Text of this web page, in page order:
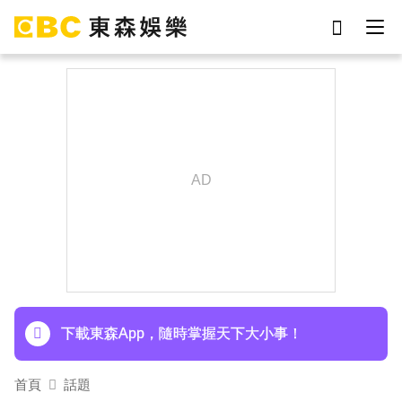
下載東森App，隨時掌握天下大小事！
首頁 話題